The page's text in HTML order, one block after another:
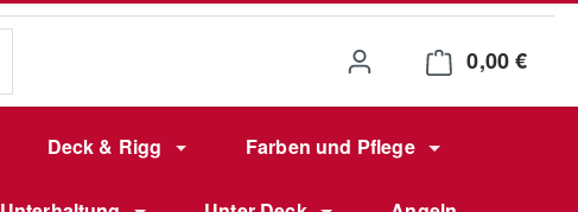
0,00 €
Deck & Rigg Farben und Pflege